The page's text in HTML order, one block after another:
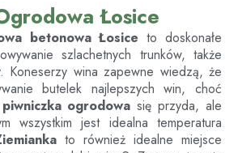
Łosice
betonowa Łosice to doskonałe
szlachetnych trunków, także
Koneserzy wina zapewne wiedzą, że
butelek najlepszych win, choć
piwniczka ogrodowa się przyda, ale
wszystkim jest idealna temperatura
to również idealne miejsce